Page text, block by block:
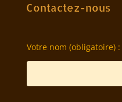
Contactez-nous
Votre nom (obligatoire) :